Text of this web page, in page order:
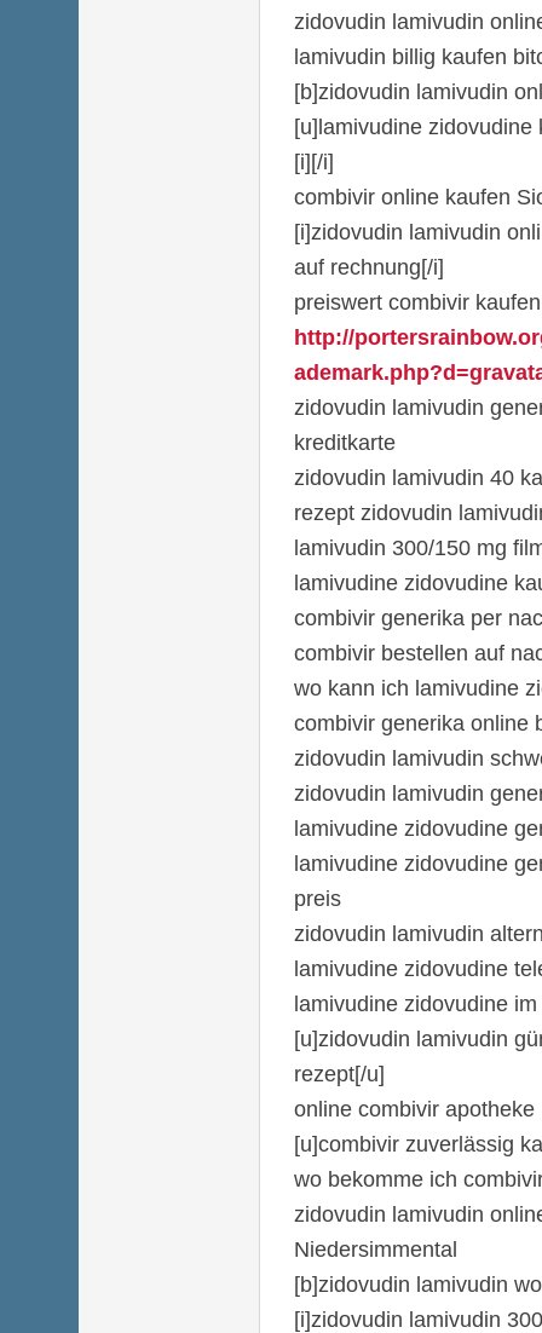
zidovudin lamivudin
lamivudin billig kaufen
[b]zidovudin lamivudin
[u]lamivudine
[i][/i]
combivir online kaufen
[i]zidovudin lamivudin
auf rechnung[/i]
preiswert combivir
http://
zidovudin lamivudin
kreditkarte
zidovudin lamivudin 40
rezept zidovudin
lamivudin 300/150 mg
lamivudine zidovudine
combivir generika per
combivir bestellen auf
wo kann ich lamivudine
combivir generika online
zidovudin lamivudin
zidovudin lamivudin
lamivudine zidovudine
lamivudine zidovudine
preis
zidovudin lamivudin
lamivudine zidovudine
lamivudine zidovudine
[u]zidovudin lamivudin
rezept[/u]
online combivir apotheke
[u]combivir zuverlässig
wo bekomme ich
zidovudin lamivudin
Niedersimmental
[b]zidovudin lamivudin
[i]zidovudin lamivudin